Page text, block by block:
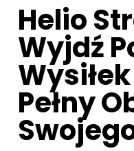
Helio
Wyjdź
Pełny